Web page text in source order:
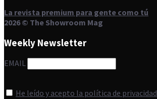
La revista premium para gente como tú
2026 © The Showroom Mag
Weekly Newsletter
EMAIL
He leído y acepto la política de privacidad